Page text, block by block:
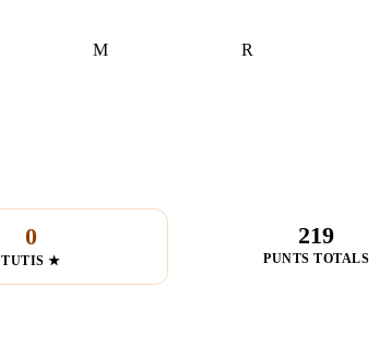
M R
0
TUTIS ★
219
PUNTS TOTALS